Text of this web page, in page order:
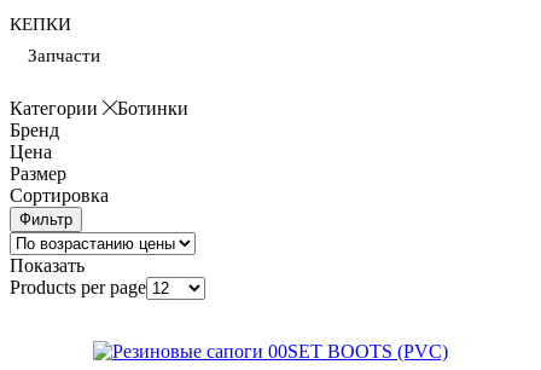
КЕПКИ
Запчасти
Категории
Ботинки
Бренд
Цена
Размер
Сортировка
Фильтр
Показать
Products per page